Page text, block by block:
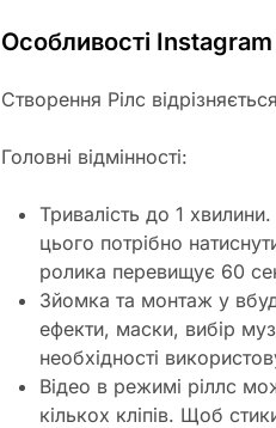
Особливості
Створення Рілс
Головні відмінності:
Тривалість до 1
цього потрібно
ролика перевищує 60
Зйомка та монтаж у
ефекти, маски, вибір
необхідності
Відео в режимі ріллс
кількох кліпів. Щоб